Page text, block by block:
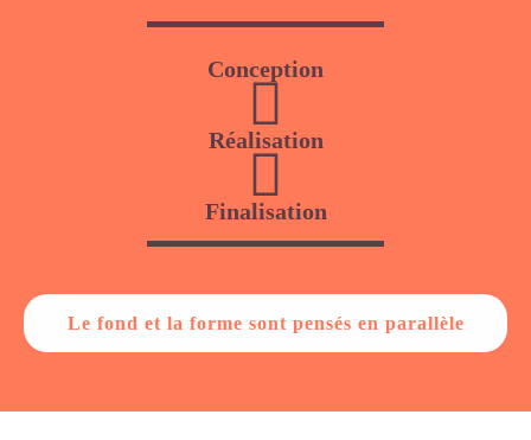
Conception
Réalisation
Finalisation
Le fond et la forme sont pensés en parallèle